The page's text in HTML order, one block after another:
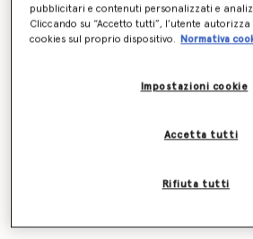
Falabella Zip Continental Wallet
€435.00
Scopri in anteprima quando sarà
pubblicitari e contenuti personalizzati e
Cliccando su “Accetto tutti”, l’utente
cookies sul proprio dispositivo.
Normativa
Impostazioni cookie
Rifiuta tutti
Accetta tutti